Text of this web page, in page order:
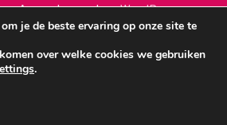
. Aangedreven doorWordPress.
je de beste ervaring op onze site te
over welke cookies we gebruiken
.